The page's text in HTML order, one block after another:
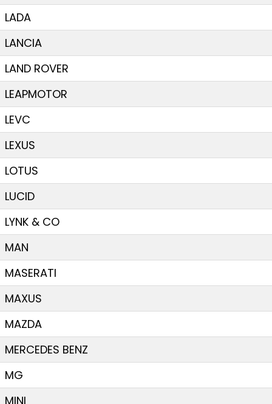
LADA
LANCIA
LAND ROVER
LEAPMOTOR
LEVC
LEXUS
LOTUS
LUCID
LYNK & CO
MAN
MASERATI
MAXUS
MAZDA
MERCEDES BENZ
MG
MINI